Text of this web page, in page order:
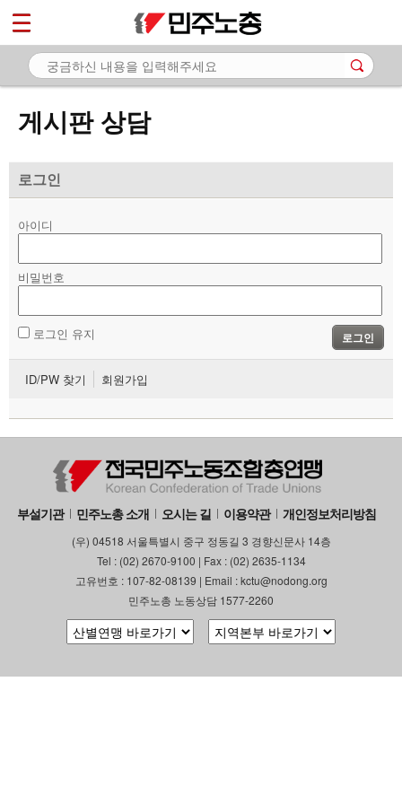
게시판 상담
로그인
아이디
비밀번호
로그인 유지 로그인
ID/PW 찾기 회원가입
부설기관 민주노총 소개 오시는 길 이용약관 개인정보처리방침
(우) 04518 서울특별시 중구 정동길 3 경향신문사 14층
Tel : (02) 2670-9100 | Fax : (02) 2635-1134
고유번호 : 107-82-08139 | Email : kctu@nodong.org
민주노총 노동상담 1577-2260
마이페이지
소개
노동상담
- 게시판 상담
- 바로보기
- 찾아보기
- 전국 노동상담소 안내
자료
부설기관